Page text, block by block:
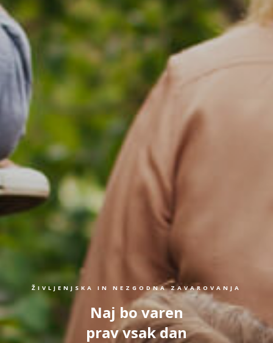
ŽIVLJENJSKA IN NEZGODNA ZAVAROVANJA
Naj bo varen
prav vsak dan